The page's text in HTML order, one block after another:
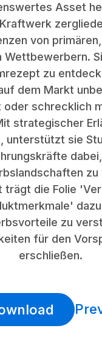
Asset
von
Wettbewerbern.
zu
dem Markt
schrecklich
strategischer
unterstützt sie
zu
trägt die Folie
dazu
zu
für den
erschließen.